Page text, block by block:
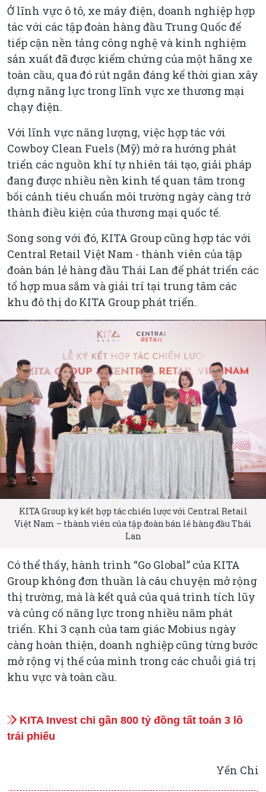
Ở lĩnh vực ô tô, xe máy điện, doanh nghiệp hợp
tác với các tập đoàn hàng đầu Trung Quốc để
tiếp cận nền tảng công nghệ và kinh nghiệm
sản xuất đã được kiểm chứng của một hãng xe
toàn cầu, qua đó rút ngắn đáng kể thời gian xây
dựng năng lực trong lĩnh vực xe thương mại
chạy điện.
Với lĩnh vực năng lượng, việc hợp tác với
Cowboy Clean Fuels (Mỹ) mở ra hướng phát
triển các nguồn khí tự nhiên tái tạo, giải pháp
đang được nhiều nền kinh tế quan tâm trong
bối cảnh tiêu chuẩn môi trường ngày càng trở
thành điều kiện của thương mại quốc tế.
Song song với đó, KITA Group cũng hợp tác với
Central Retail Việt Nam - thành viên của tập
đoàn bán lẻ hàng đầu Thái Lan để phát triển các
tổ hợp mua sắm và giải trí tại trung tâm các
khu đô thị do KITA Group phát triển.
KITA Group ký kết hợp tác chiến lược với Central Retail
Việt Nam – thành viên của tập đoàn bán lẻ hàng đầu Thái
Lan
Có thể thấy, hành trình “Go Global” của KITA
Group không đơn thuần là câu chuyện mở rộng
thị trường, mà là kết quả của quá trình tích lũy
và củng cố năng lực trong nhiều năm phát
triển. Khi 3 cạnh của tam giác Mobius ngày
càng hoàn thiện, doanh nghiệp cũng từng bước
mở rộng vị thế của mình trong các chuỗi giá trị
khu vực và toàn cầu.
KITA Invest chi gần 800 tỷ đồng tất toán 3 lô
trái phiếu
Yến Chi